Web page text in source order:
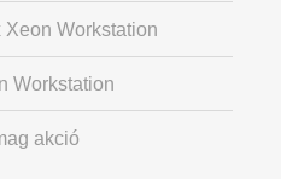
Workstation
Workstation
akció